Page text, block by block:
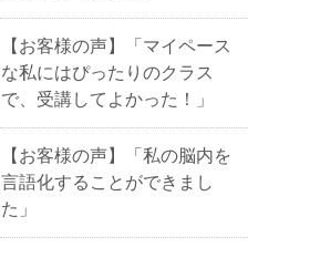
【お客様の声】「マイペース
な私にはぴったりのクラス
で、受講してよかった！」
【お客様の声】「私の脳内を
言語化することができまし
た」